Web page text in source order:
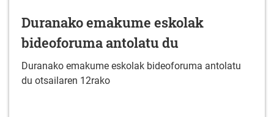
Duranako emakume eskolak
bideoforuma antolatu du
Duranako emakume eskolak bideoforuma antolatu
du otsailaren 12rako